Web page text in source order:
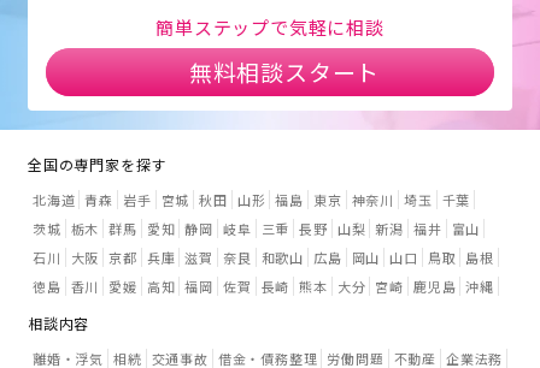
簡単ステップで気軽に相談
無料相談スタート
全国の専門家を探す
北海道 青森 岩手 宮城 秋田 山形 福島 東京 神奈川 埼玉
千葉
茨城 栃木 群馬 愛知 静岡 岐阜 三重 長野 山梨 新潟 福井
富山
石川
大阪 京都 兵庫 滋賀 奈良 和歌山 広島 岡山 山口 鳥取
島根
徳島 香川 愛媛 高知 福岡 佐賀 長崎 熊本 大分 宮崎 鹿児島 沖縄
相談内容
離婚・浮気 相続 交通事故 借金・債務整理 労働問題 不動産 企業法務